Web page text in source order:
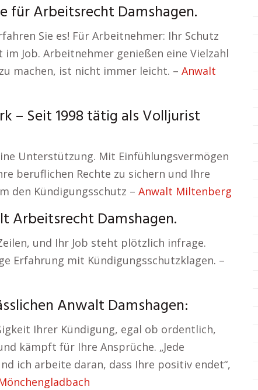
für Arbeitsrecht Damshagen.
Sie es! Für Arbeitnehmer: Ihr Schutz
Job. Arbeitnehmer genießen eine Vielzahl
machen, ist nicht immer leicht. – Anwalt
– Seit 1998 tätig als Volljurist
Unterstützung. Mit Einfühlungsvermögen
beruflichen Rechte zu sichern und Ihre
den Kündigungsschutz – Anwalt Miltenberg
Arbeitsrecht Damshagen.
und Ihr Job steht plötzlich infrage.
Erfahrung mit Kündigungsschutzklagen. –
Anwalt Damshagen:
Ihrer Kündigung, egal ob ordentlich,
kämpft für Ihre Ansprüche. „Jede
ich arbeite daran, dass Ihre positiv endet“,